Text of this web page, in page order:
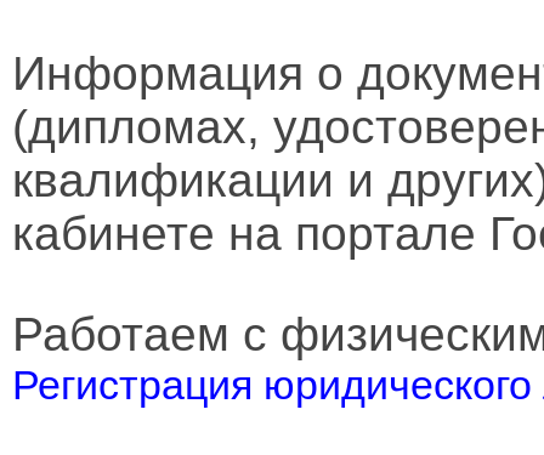
Информация о
(дипломах,
квалификации и
кабинете на портале
Работаем с
Регистрация